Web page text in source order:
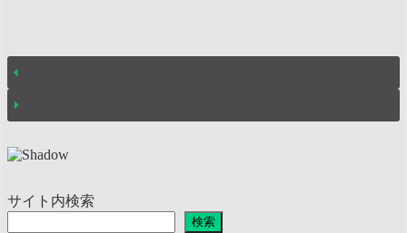
サイト内検索
検索